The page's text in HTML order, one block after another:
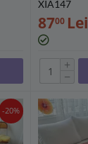
XIA147
8700 Lei
+
−
-20%